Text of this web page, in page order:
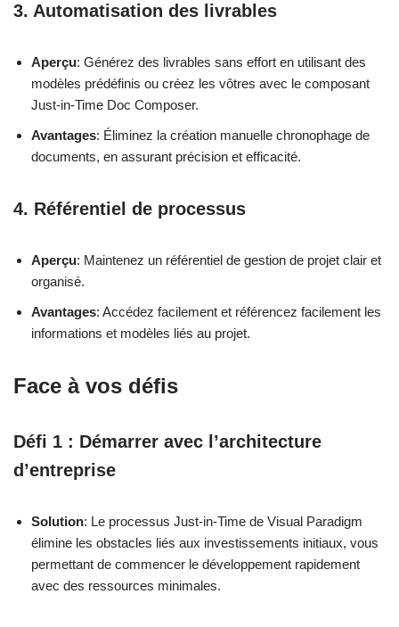
3. Automatisation des livrables
Aperçu: Générez des livrables sans effort en utilisant des
modèles prédéfinis ou créez les vôtres avec le composant
Just-in-Time Doc Composer.
Avantages: Éliminez la création manuelle chronophage de
documents, en assurant précision et efficacité.
4. Référentiel de processus
Aperçu: Maintenez un référentiel de gestion de projet clair et
organisé.
Avantages: Accédez facilement et référencez facilement les
informations et modèles liés au projet.
Face à vos défis
Défi 1 : Démarrer avec l’architecture
d’entreprise
Solution: Le processus Just-in-Time de Visual Paradigm
élimine les obstacles liés aux investissements initiaux, vous
permettant de commencer le développement rapidement
avec des ressources minimales.